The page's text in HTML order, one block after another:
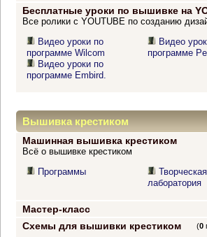
Бесплатные уроки по вышивке на
Все ролики с YOUTUBE по созданию
Видео уроки по
программе Wilcom
Видео уроки по
программе Embird.
Видео
программе
Вышивка крестиком
Машинная вышивка крестиком
Всё о вышивке крестиком
Программы
Творческая
лаборатория
Мастер-класс
Схемы для вышивки крестиком
(0